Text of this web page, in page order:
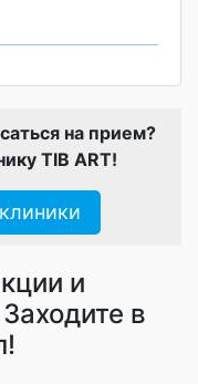
на прием?
TIB ART!
и
в